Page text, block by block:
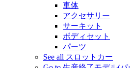
車体
アクセサリー
サーキット
ボディセット
パーツ
See all スロットカー